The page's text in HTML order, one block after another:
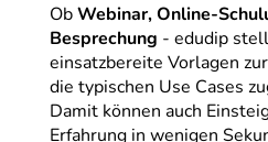
ObWebinar, Online-
Besprechung - edudip
einsatzbereite Vorlagen
die typischen Use Cases
Damit können auch
Erfahrung in wenigen